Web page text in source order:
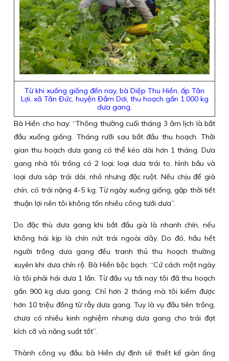
Từ khi xuống giống đến nay, bà Diệp Thu Hiền, ấp Tân
Lợi, xã Tân Đức, huyện Đầm Dơi, thu hoạch gần 1.000 kg
dưa gang.
Bà Hiền cho hay: “Thông thường cuối tháng 3 âm lịch là bắt
đầu xuống giống. Tháng rưỡi sau bắt đầu thu hoạch. Thời
gian thu hoạch dưa gang có thể kéo dài hơn 1 tháng. Dưa
gang nhà tôi trồng có 2 loại: loại dưa trái to, hình bầu và
loại dưa sáp trái dài, nhỏ nhưng đặc ruột. Nếu chịu để già
chín, có trái nặng 4-5 kg. Từ ngày xuống giống, gặp thời tiết
thuận lợi nên tôi không tốn nhiều công tưới dưa”.
Do đặc thù dưa gang khi bắt đầu già là nhanh chín, nếu
không hái kịp là chín nứt trái ngoài dây. Do đó, hầu hết
người trồng dưa gang đều tranh thủ thu hoạch thường
xuyên khi dưa chín rộ. Bà Hiền bộc bạch: “Cứ cách một ngày
là tôi phải hái dưa 1 lần. Từ đầu vụ tới nay tôi đã thu hoạch
gần 900 kg dưa gang. Chỉ hơn 2 tháng mà tôi kiếm được
hơn 10 triệu đồng từ rẫy dưa gang. Tuy là vụ đầu tiên trồng,
chưa có nhiều kinh nghiệm nhưng dưa gang cho trái đạt
kích cỡ và năng suất tốt”.
Thành công vụ đầu, bà Hiền dự định sẽ thiết kế giàn ống